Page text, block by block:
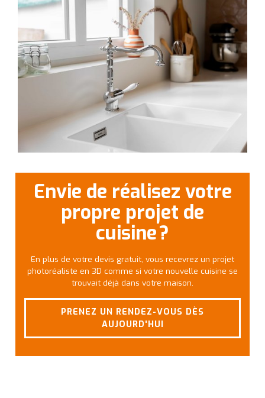
Envie de réalisez votre
propre projet de
cuisine ?
En plus de votre devis gratuit, vous recevrez un projet
photoréaliste en 3D comme si votre nouvelle cuisine se
trouvait déjà dans votre maison.
PRENEZ UN RENDEZ-VOUS DÈS
AUJOURD'HUI